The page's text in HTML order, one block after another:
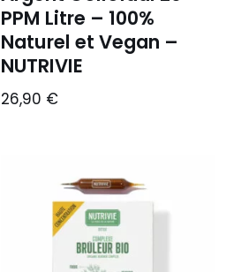
PPM Litre – 100%
Naturel et Vegan –
NUTRIVIE
26,90 €